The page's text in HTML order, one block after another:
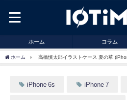
ホーム コラム
ホーム 高橋慎太郎イラストケース 夏の草
iPhone 6s iPhone 7